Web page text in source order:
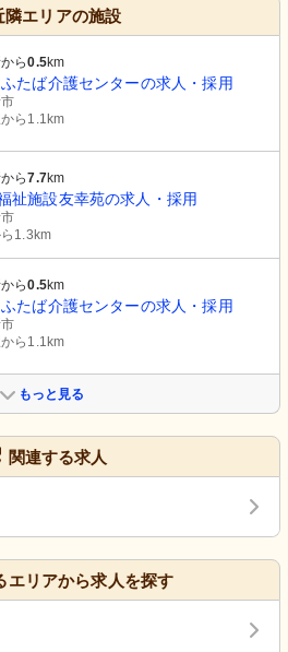
隣エリアの施設
ら0.5km
たば介護センターの求人・採用
ら1.1km
ら7.7km
祉施設友幸苑の求人・採用
1.3km
ら0.5km
たば介護センターの求人・採用
ら1.1km
もっと見る
関連する求人
エリアから求人を探す